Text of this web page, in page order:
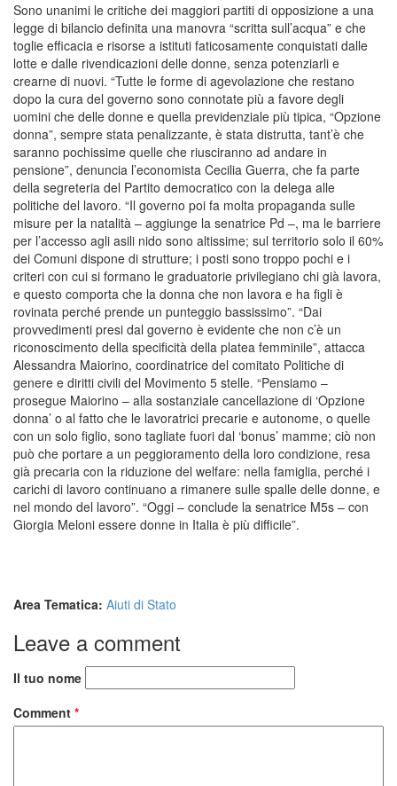
Sono unanimi le critiche dei maggiori partiti di opposizione a una
legge di bilancio definita una manovra “scritta sull’acqua” e che
toglie efficacia e risorse a istituti faticosamente conquistati dalle
lotte e dalle rivendicazioni delle donne, senza potenziarli e
crearne di nuovi. “Tutte le forme di agevolazione che restano
dopo la cura del governo sono connotate più a favore degli
uomini che delle donne e quella previdenziale più tipica, “Opzione
donna”, sempre stata penalizzante, è stata distrutta, tant’è che
saranno pochissime quelle che riusciranno ad andare in
pensione”, denuncia l’economista Cecilia Guerra, che fa parte
della segreteria del Partito democratico con la delega alle
politiche del lavoro. “Il governo poi fa molta propaganda sulle
misure per la natalità – aggiunge la senatrice Pd –, ma le barriere
per l’accesso agli asili nido sono altissime; sul territorio solo il 60%
dei Comuni dispone di strutture; i posti sono troppo pochi e i
criteri con cui si formano le graduatorie privilegiano chi già lavora,
e questo comporta che la donna che non lavora e ha figli è
rovinata perché prende un punteggio bassissimo”. “Dai
provvedimenti presi dal governo è evidente che non c’è un
riconoscimento della specificità della platea femminile”, attacca
Alessandra Maiorino, coordinatrice del comitato Politiche di
genere e diritti civili del Movimento 5 stelle. “Pensiamo –
prosegue Maiorino – alla sostanziale cancellazione di ‘Opzione
donna’ o al fatto che le lavoratrici precarie e autonome, o quelle
con un solo figlio, sono tagliate fuori dal ‘bonus’ mamme; ciò non
può che portare a un peggioramento della loro condizione, resa
già precaria con la riduzione del welfare: nella famiglia, perché i
carichi di lavoro continuano a rimanere sulle spalle delle donne, e
nel mondo del lavoro”. “Oggi – conclude la senatrice M5s – con
Giorgia Meloni essere donne in Italia è più difficile”.
Area Tematica: Aiuti di Stato
Leave a comment
Il tuo nome
Comment *